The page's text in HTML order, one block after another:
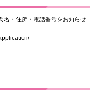
名・住所・電話番号をお知らせ